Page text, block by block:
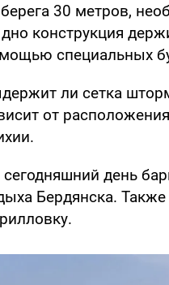
30 метров,
конструкция
специальных
ли сетка
от
день
Бердянска.